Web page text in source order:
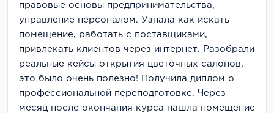
правовые основы предпринимательства,
управление персоналом. Узнала как искать
помещение, работать с поставщиками,
привлекать клиентов через интернет. Разобрали
реальные кейсы открытия цветочных салонов,
это было очень полезно! Получила диплом о
профессиональной переподготовке. Через
месяц после окончания курса нашла помещение